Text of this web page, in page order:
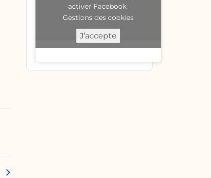
activer Facebook
Gestions des cookies
J’accepte